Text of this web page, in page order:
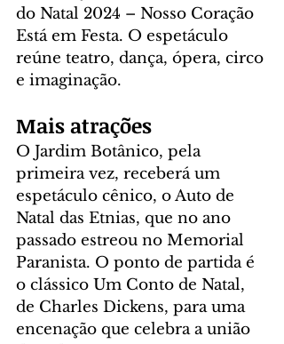
do Natal 2024 – Nosso Coração
Está em Festa. O espetáculo
reúne teatro, dança, ópera, circo
e imaginação.
Mais atrações
O Jardim Botânico, pela
primeira vez, receberá um
espetáculo cênico, o Auto de
Natal das Etnias, que no ano
passado estreou no Memorial
Paranista. O ponto de partida é
o clássico Um Conto de Natal,
de Charles Dickens, para uma
encenação que celebra a união